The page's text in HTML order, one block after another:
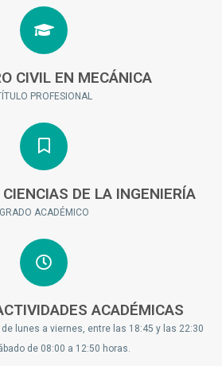
CIVIL EN MECÁNICA
PROFESIONAL
DE LA INGENIERÍA
GRADO ACADÉMICO
ACADÉMICAS
lunes a viernes, entre las 18:45 y las 22:30
de 08:00 a 12:50 horas.